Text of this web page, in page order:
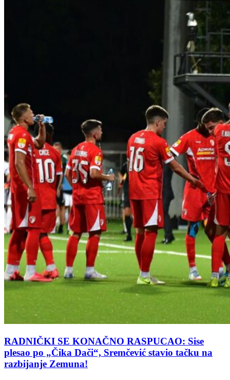
RADNIČKI SE KONAČNO RASPUCAO: Sise
plesao po „Čika Dači“, Sremčević stavio tačku na
razbijanje Zemuna!